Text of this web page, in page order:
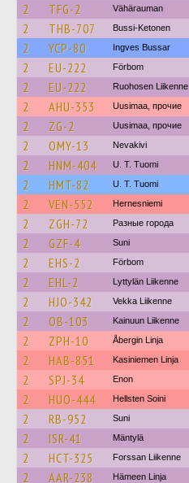
2 TFG-2 Vähärauman
2 THB-707 Bussi-Ketonen
2 YCP-80 Ingves Bussar
2 EU-222 Förbom
2 EU-222 Ruohosen Liikenne
2 AHU-353 Uusimaa, прочие
2 ZG-2 Uusimaa, прочие
2 OMY-13 Nevakivi
2 HNM-404 U. T. Tuomi
2 HMT-82 U. T. Tuomi
2 VEN-552 Hernesniemi
2 ZGH-72 Разные города
2 GZF-4 Suni
2 EHS-2 Förbom
2 EHL-2 Lyttylän Liikenne
2 HJO-342 Vekka Liikenne
2 OB-103 Kainuun Liikenne
2 ZPH-10 Åbergin Linja
2 HAB-851 Kasiniemen Linja
2 SPJ-34 Enon
2 HUO-444 Hellsten Soini
2 RB-952 Suni
2 ISR-41 Mäntylä
2 HCT-325 Forssan Liikenne
2 AAR-238 Hämeen Linja